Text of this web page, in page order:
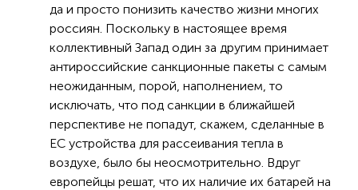
да и просто понизить качество жизни многих
россиян. Поскольку в настоящее время
коллективный Запад один за другим принимает
антироссийские санкционные пакеты с самым
неожиданным, порой, наполнением, то
исключать, что под санкции в ближайшей
перспективе не попадут, скажем, сделанные в
ЕС устройства для рассеивания тепла в
воздухе, было бы неосмотрительно. Вдруг
европейцы решат, что их наличие их батарей на